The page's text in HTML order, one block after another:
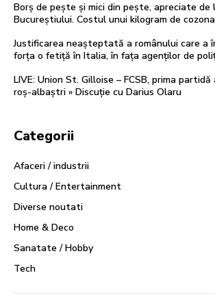
Borș de pește și mici din pește, apreciate de
Bucureștiului. Costul unui kilogram de
Justificarea neașteptată a românului care a
forța o fetiță în Italia, în fața agenților de
LIVE: Union St. Gilloise – FCSB, prima
roș-albaștri » Discuție cu Darius Olaru
Categorii
Afaceri / industrii
Cultura / Entertainment
Diverse noutati
Home & Deco
Sanatate / Hobby
Tech